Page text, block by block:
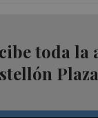
toda la